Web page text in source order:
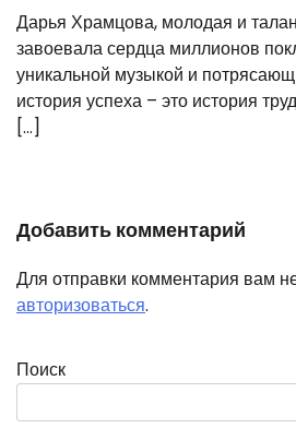
Дарья Храмцова, молодая и
завоевала сердца миллионов
уникальной музыкой и
история успеха – это история
[…]
Добавить комментарий
Для отправки комментария вам
авторизоваться.
Поиск